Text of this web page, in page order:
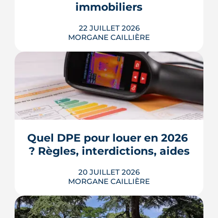
LIRE L'ARTICLE
immobiliers
22 JUILLET 2026
MORGANE CAILLIÈRE
Écoles, base de loisirs, transports,
projets urbains et prix au m2 : le guide
3e ville de Haute-Garonne.
LIRE L'ARTICLE
Quel DPE pour louer en 2026
? Règles, interdictions, aides
20 JUILLET 2026
MORGANE CAILLIÈRE